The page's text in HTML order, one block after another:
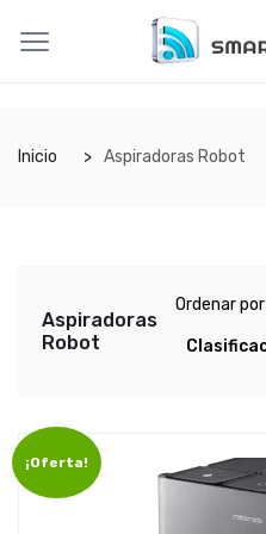
Inicio Aspiradoras Robot
Aspiradoras
Robot
Ordenar por
¡Oferta!